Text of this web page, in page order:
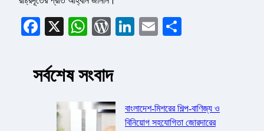
Facebook
X WhatsApp
WordPress
LinkedIn
Email
সর্বশেষ সংবাদ
বাংলাদেশ-মিশরের শিল্প-বাণিজ্য ও
বিনিয়োগ সহযোগিতা জোরদারের